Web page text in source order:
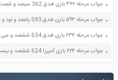
جواب مرحله ۳۶۲ بازی فندق 362 سیصد و شصت و دو پاسخ
جواب مرحله ۵۹۳ بازی فندق 593 پانصد و نود و سه پاسخ
جواب مرحله ۶۳۴ بازی فندق 634 ششصد و سی و چهار پاسخ
جواب مرحله ۶۲۴ بازی آمیرزا 624 ششصد و بیست و چهار پاسخ